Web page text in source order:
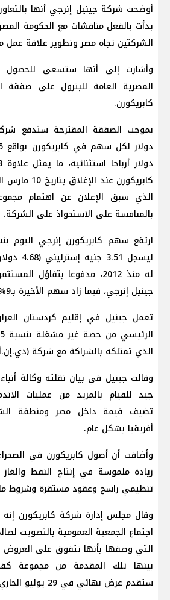
أوضحت شركة جينيل إنرجي أنها
بدأت بالفعل مناقشات مع الحكومة
الشركتين تجاه مصر وتطوير علاقة عمل
وأشارت إلى أنها ستسعى للحصول
المصرية العامة للبترول على صفقة
كابريكورن.
كابريكورن
الذي سبق الإعلان عن اهتمام
بالمنافسة على الاستحواذ ⁠على الشركة.
ليسجل
له منذ 2012، مدفوعا بتفاؤل
جينيل إنرجي، فيما زاد سهم الأخيرة بـ9%.
تعمل جينيل في إقليم كردستان
الذي تمتلكه بالشراكة مع شركة
وقالت جينيل في بيان نقلته وكالة
جيد للقيام بالمزيد من عمليات
تضيف ​قيمة داخل مصر ⁠ومنطقة
أفريقيا بشكل عام.
وأضافت أن أصول كابريكورن في
زيادة ملموسة في إنتاج النفط
تنظيمي راسخ وعقود مستقرة وشروط
وقال مجلس إدارة شركة ​كابريكورن
اجتماع الجمعية العمومية بالتصويت
التي وصفها بأنها تتفوق على العروض
بينها تلك ​المقدمة من مجموعة
ستقدم عرض نهائي في 29 يوليو الجاري.